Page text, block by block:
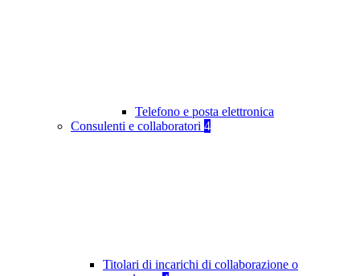
Telefono e posta elettronica
Consulenti e collaboratori 4
Titolari di incarichi di collaborazione o